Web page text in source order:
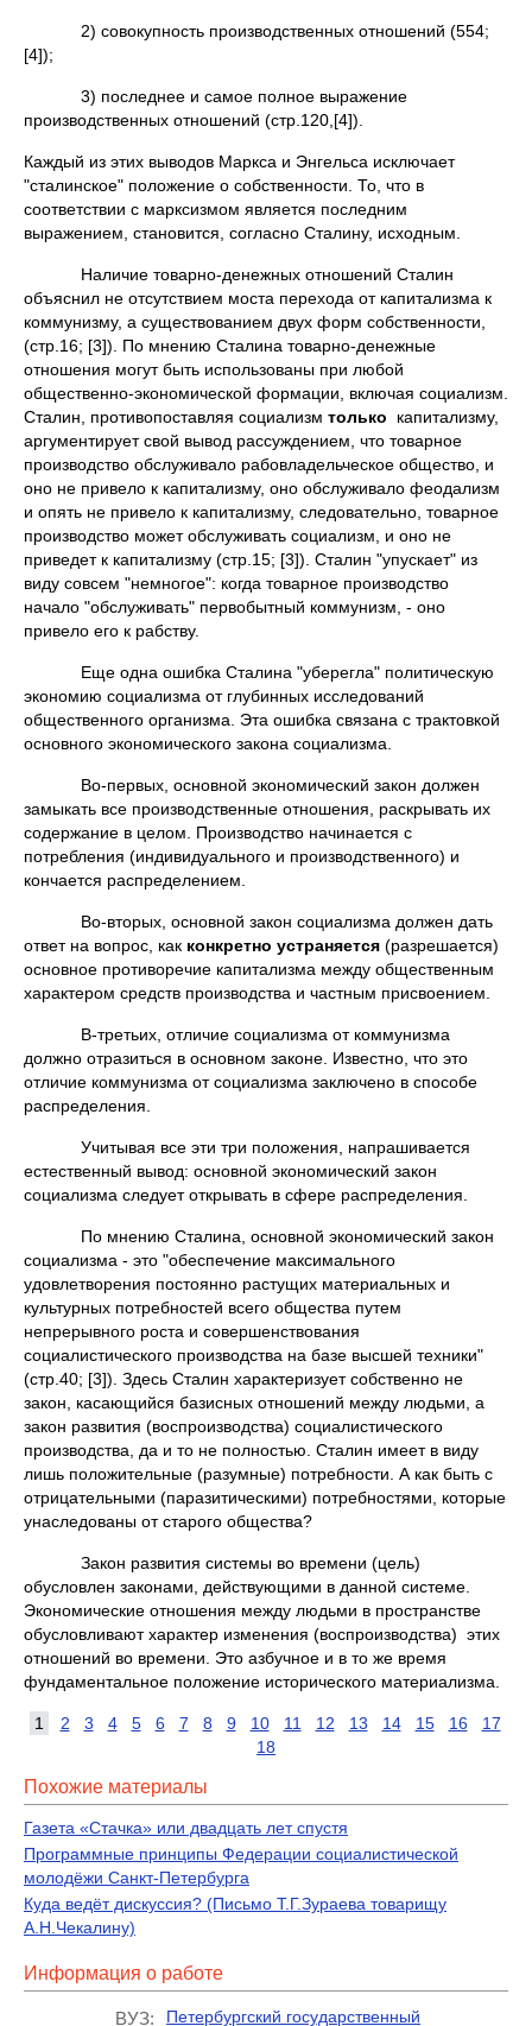
2) совокупность производственных отношений (554;
[4]);
3) последнее и самое полное выражение
производственных отношений (стр.120,[4]).
Каждый из этих выводов Маркса и Энгельса исключает
"сталинское" положение о собственности. То, что в
соответствии с марксизмом является последним
выражением, становится, согласно Сталину, исходным.
Наличие товарно-денежных отношений Сталин
объяснил не отсутствием моста перехода от капитализма к
коммунизму, а существованием двух форм собственности,
(стр.16; [3]). По мнению Сталина товарно-денежные
отношения могут быть использованы при любой
общественно-экономической формации, включая социализм.
Сталин, противопоставляя социализм только капитализму,
аргументирует свой вывод рассуждением, что товарное
производство обслуживало рабовладельческое общество, и
оно не привело к капитализму, оно обслуживало феодализм
и опять не привело к капитализму, следовательно, товарное
производство может обслуживать социализм, и оно не
приведет к капитализму (стр.15; [3]). Сталин "упускает" из
виду совсем "немногое": когда товарное производство
начало "обслуживать" первобытный коммунизм, - оно
привело его к рабству.
Еще одна ошибка Сталина "уберегла" политическую
экономию социализма от глубинных исследований
общественного организма. Эта ошибка связана с трактовкой
основного экономического закона социализма.
Во-первых, основной экономический закон должен
замыкать все производственные отношения, раскрывать их
содержание в целом. Производство начинается с
потребления (индивидуального и производственного) и
кончается распределением.
Во-вторых, основной закон социализма должен дать
ответ на вопрос, как конкретно устраняется (разрешается)
основное противоречие капитализма между общественным
характером средств производства и частным присвоением.
В-третьих, отличие социализма от коммунизма
должно отразиться в основном законе. Известно, что это
отличие коммунизма от социализма заключено в способе
распределения.
Учитывая все эти три положения, напрашивается
естественный вывод: основной экономический закон
социализма следует открывать в сфере распределения.
По мнению Сталина, основной экономический закон
социализма - это "обеспечение максимального
удовлетворения постоянно растущих материальных и
культурных потребностей всего общества путем
непрерывного роста и совершенствования
социалистического производства на базе высшей техники"
(стр.40; [3]). Здесь Сталин характеризует собственно не
закон, касающийся базисных отношений между людьми, а
закон развития (воспроизводства) социалистического
производства, да и то не полностью. Сталин имеет в виду
лишь положительные (разумные) потребности. А как быть с
отрицательными (паразитическими) потребностями, которые
унаследованы от старого общества?
Закон развития системы во времени (цель)
обусловлен законами, действующими в данной системе.
Экономические отношения между людьми в пространстве
обусловливают характер изменения (воспроизводства) этих
отношений во времени. Это азбучное и в то же время
фундаментальное положение исторического материализма.
1 2 3 4 5 6 7 8 9 10 11 12 13 14 15 16
17
18
Похожие материалы
Газета «Стачка» или двадцать лет спустя
Программные принципы Федерации социалистической
молодёжи Санкт-Петербурга
Куда ведёт дискуссия? (Письмо Т.Г.Зураева товарищу
А.Н.Чекалину)
Информация о работе
ВУЗ: Петербургский государственный